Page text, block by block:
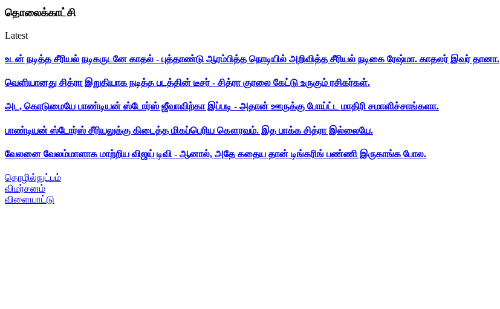
தொலைக்காட்சி
Latest
உடன் நடித்த சீரியல் நடிகருடனே காதல் - புத்தாண்டு ஆரம்பித்த நொடியில் அறிவித்த சீரியல் நடிகை ரேஷ்மா. காதலர் இவர் தானா.
வெளியானது சித்ரா இறுதியாக நடித்த படத்தின் டீசர் - சித்ரா குரலை கேட்டு உருகும் ரசிகர்கள்.
அட, கொடுமையே பாண்டியன் ஸ்டோர்ஸ் ஜீவாவிற்கா இப்படி - அதான் ஊருக்கு போய்ட்ட மாதிரி சமாளிச்சாங்களா.
பாண்டியன் ஸ்டோர்ஸ் சீரியலுக்கு கிடைத்த மிகப்பெரிய கௌரவம். இத பாக்க சித்ரா இல்லையே.
வேலனை வேலம்மாளாக மாற்றிய விஜய் டிவி - ஆனால், அதே கதைய தான் டிங்கரிங் பண்ணி இருகாங்க போல.
தொழில்நுட்பம்
விமர்சனம்
விளையாட்டு